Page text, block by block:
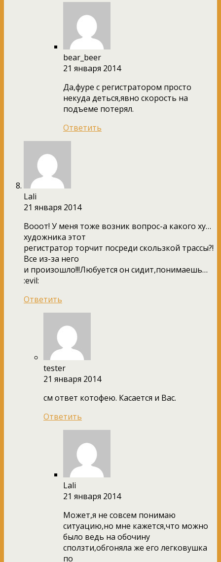
bear_beer
21 января 2014
Да,фуре с регистратором просто
некуда деться,явно скорость на
подъеме потерял.
Ответить
Lali
21 января 2014
Вооот! У меня тоже возник вопрос-а какого ху…
художника этот
регистратор торчит посреди скользкой трассы?!
Все из-за него
и произошло!!!Любуется он сидит,понимаешь…
:evil:
Ответить
tester
21 января 2014
см ответ котофею. Касается и Вас.
Ответить
Lali
21 января 2014
Может,я не совсем понимаю
ситуацию,но мне кажется,что можно
было ведь на обочину
сползти,обгоняла же его легковушка
по